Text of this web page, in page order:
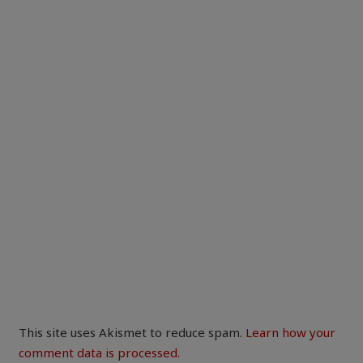
This site uses Akismet to reduce spam. Learn how your
comment data is processed.